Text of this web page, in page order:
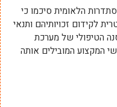
הלאומית סיכמו כי
לקידום זכויותיהם ותנאי
הטיפולי של מערכת
המקצוע המובילים אותה